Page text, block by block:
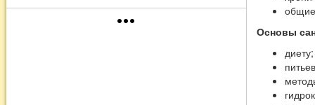
more_horiz
Основы
диету;